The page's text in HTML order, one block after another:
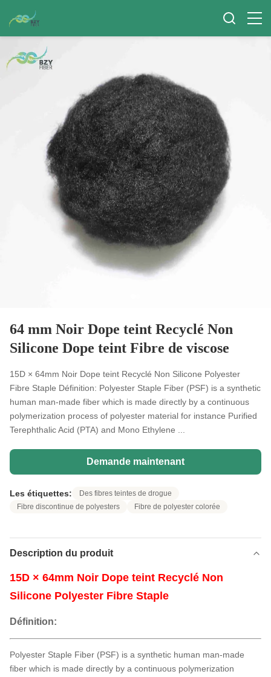
64 mm Noir Dope teint Recyclé Non
Silicone Dope teint Fibre de viscose
15D × 64mm Noir Dope teint Recyclé Non Silicone Polyester
Fibre Staple Définition: Polyester Staple Fiber (PSF) is a synthetic
human man-made fiber which is made directly by a continuous
polymerization process of polyester material for instance Purified
Terephthalic Acid (PTA) and Mono Ethylene ...
Demande maintenant
Les étiquettes:
Des fibres teintes de drogue
Fibre discontinue de polyesters
Fibre de polyester colorée
Description du produit
15D × 64mm Noir Dope teint Recyclé Non
Silicone Polyester Fibre Staple
Définition:
Polyester Staple Fiber (PSF) is a synthetic human man-made
fiber which is made directly by a continuous polymerization